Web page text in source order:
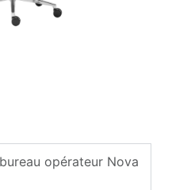
opérateur Nova